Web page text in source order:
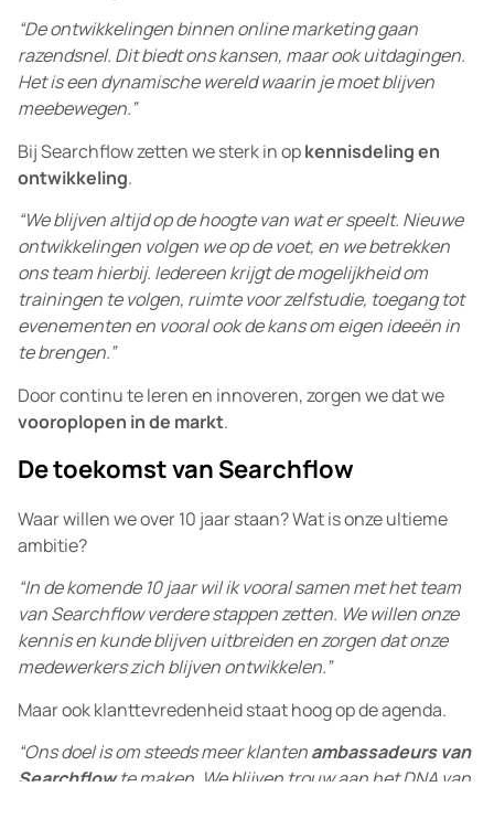
“De ontwikkelingen binnen online marketing gaan
razendsnel. Dit biedt ons kansen, maar ook uitdagingen.
Het is een dynamische wereld waarin je moet blijven
meebewegen.”
Bij Searchflow zetten we sterk in opkennisdeling en
ontwikkeling.
“We blijven altijd op de hoogte van wat er speelt. Nieuwe
ontwikkelingen volgen we op de voet, en we betrekken
ons team hierbij. Iedereen krijgt de mogelijkheid om
trainingen te volgen, ruimte voor zelfstudie, toegang tot
evenementen en vooral ook de kans om eigen ideeën in
te brengen.”
Door continu te leren en innoveren, zorgen we dat we
vooroplopen in de markt.
De toekomst van Searchflow
Waar willen we over 10 jaar staan? Wat is onze ultieme
ambitie?
“In de komende 10 jaar wil ik vooral samen met het team
van Searchflow verdere stappen zetten. We willen onze
kennis en kunde blijven uitbreiden en zorgen dat onze
medewerkers zich blijven ontwikkelen.”
Maar ook klanttevredenheid staat hoog op de agenda.
“Ons doel is om steeds meer klantenambassadeurs van
Searchflowte maken. We blijven trouw aan het DNA van